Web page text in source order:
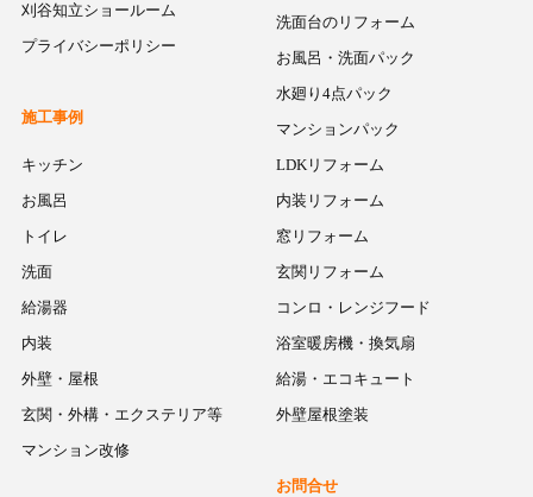
刈谷知立ショールーム
プライバシーポリシー
洗面台のリフォーム
お風呂・洗面パック
水廻り4点パック
マンションパック
LDKリフォーム
内装リフォーム
窓リフォーム
玄関リフォーム
コンロ・レンジフード
浴室暖房機・換気扇
給湯・エコキュート
外壁屋根塗装
施工事例
キッチン
お風呂
トイレ
洗面
給湯器
内装
外壁・屋根
玄関・外構・エクステリア等
マンション改修
お問合せ